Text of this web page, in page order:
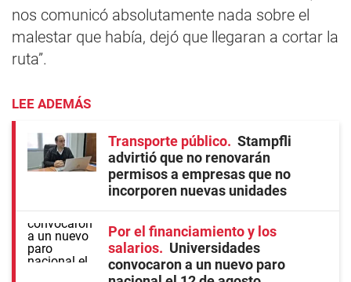
nos comunicó absolutamente nada sobre el
malestar que había, dejó que llegaran a cortar la
ruta”.
LEE ADEMÁS
Transporte público
Stampfli
advirtió que no renovarán
permisos a empresas que no
incorporen nuevas unidades
Por el financiamiento y los
salarios
Universidades
convocaron a un nuevo paro